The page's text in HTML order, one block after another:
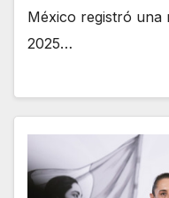
México registró una
2025…